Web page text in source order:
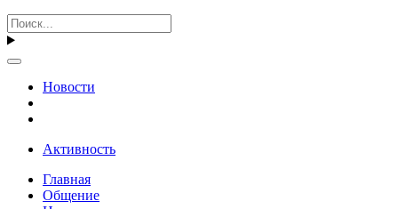
Новости
Активность
Главная
Общение